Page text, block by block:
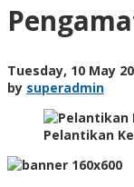
Tuesday, 10 May
by superadmin
Pelantikan